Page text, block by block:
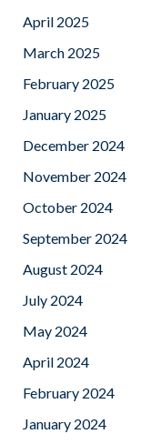
April 2025
March 2025
February 2025
January 2025
December 2024
November 2024
October 2024
September 2024
August 2024
July 2024
May 2024
April 2024
February 2024
January 2024